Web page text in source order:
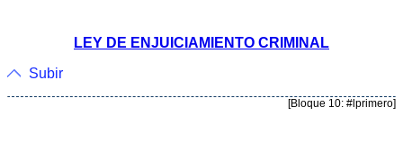
LEY DE ENJUICIAMIENTO CRIMINAL
Subir
[Bloque 10: #lprimero]